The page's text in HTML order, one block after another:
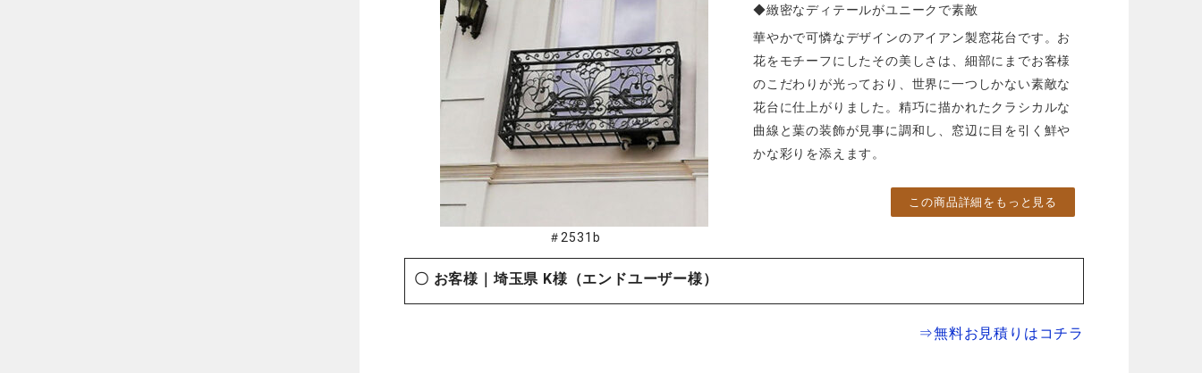
＃2531b
◆緻密なディテールがユニークで素敵
華やかで可憐なデザインのアイアン製窓花台です。お
花をモチーフにしたその美しさは、細部にまでお客様
のこだわりが光っており、世界に一つしかない素敵な
花台に仕上がりました。精巧に描かれたクラシカルな
曲線と葉の装飾が見事に調和し、窓辺に目を引く鮮や
かな彩りを添えます。
この商品詳細をもっと見る
〇 お客様｜ 埼玉県 K様（エンドユーザー様）
⇒無料お見積りはコチラ